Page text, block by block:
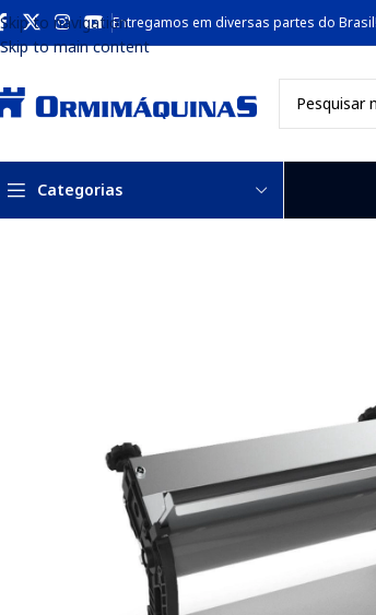
Skip to navigation
Skip to main content
Entregamos em diversas partes do Brasil!
Categorias